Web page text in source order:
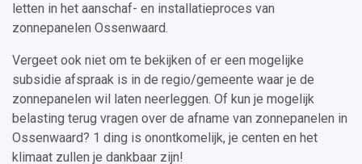
letten in het aanschaf- en installatieproces van
zonnepanelen Ossenwaard.
Vergeet ook niet om te bekijken of er een mogelijke
subsidie afspraak is in de regio/gemeente waar je de
zonnepanelen wil laten neerleggen. Of kun je mogelijk
belasting terug vragen over de afname van zonnepanelen in
Ossenwaard? 1 ding is onontkomelijk, je centen en het
klimaat zullen je dankbaar zijn!